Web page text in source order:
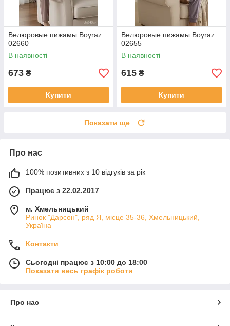
Велюровые пижамы Boyraz
02660
В наявності
673 ₴
Купити
Велюровые пижамы Boyraz
02655
В наявності
615 ₴
Купити
Показати ще
Про нас
100% позитивних з 10 відгуків за рік
Працює з 22.02.2017
м. Хмельницький
Ринок "Дарсон", ряд Я, місце 35-36, Хмельницький,
Україна
Контакти
Сьогодні працює з 10:00 до 18:00
Показати весь графік роботи
Про нас